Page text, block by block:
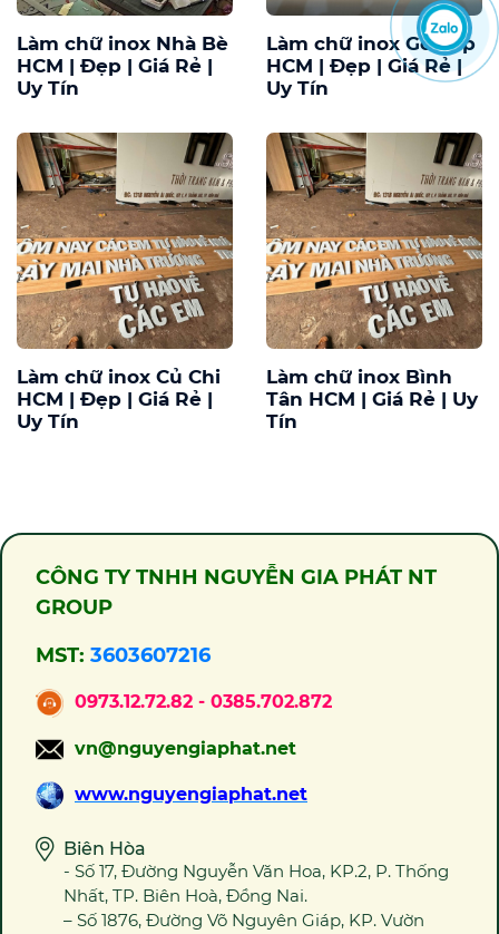
Làm chữ inox Nhà Bè
HCM | Đẹp | Giá Rẻ |
Uy Tín
Làm chữ inox Gò Vấp
HCM | Đẹp | Giá Rẻ |
Uy Tín
Làm chữ inox Củ Chi
HCM | Đẹp | Giá Rẻ |
Uy Tín
Làm chữ inox Bình
Tân HCM | Giá Rẻ | Uy
Tín
CÔNG TY TNHH NGUYỄN GIA PHÁT NT
GROUP
MST: 3603607216
0973.12.72.82 - 0385.702.872
vn@nguyengiaphat.net
www.nguyengiaphat.net
Biên Hòa
- Số 17, Đường Nguyễn Văn Hoa, KP.2, P. Thống
Nhất, TP. Biên Hoà, Đồng Nai.
– Số 1876, Đường Võ Nguyên Giáp, KP. Vườn